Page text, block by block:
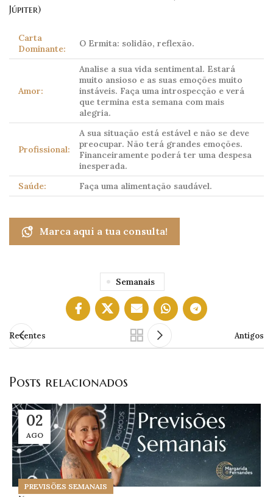
Júpiter)
Carta
Dominante:
O Ermita: solidão, reflexão.
Amor:
Analise a sua vida sentimental. Estará
muito ansioso e as suas emoções muito
instáveis. Faça uma introspecção e verá
que termina esta semana com mais
alegria.
Profissional:
A sua situação está estável e não se deve
preocupar. Não terá grandes emoções.
Financeiramente poderá ter uma despesa
inesperada.
Saúde:
Faça uma alimentação saudável.
Marca aqui a tua consulta!
Semanais
Recentes Antigos
Posts relacionados
02
AGO
PREVISÕES SEMANAIS